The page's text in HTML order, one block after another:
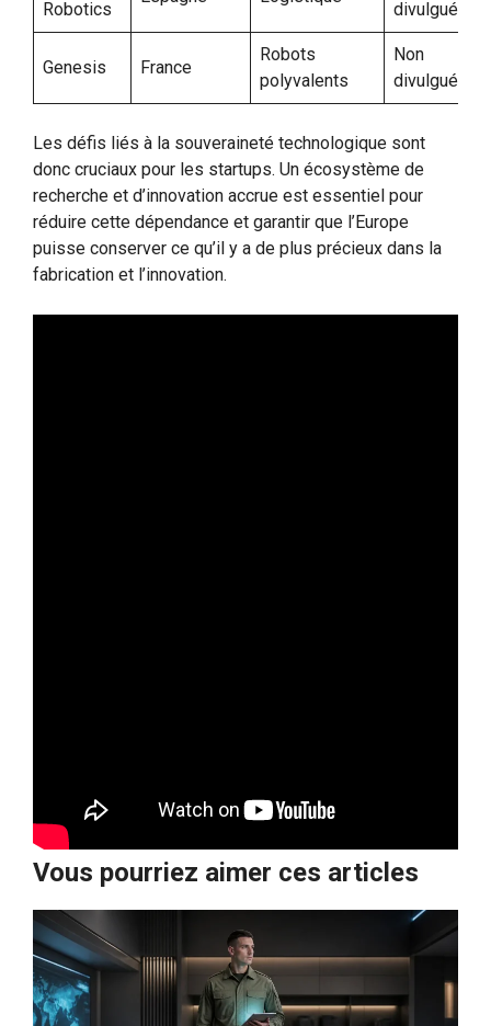
Robotics
divulgué
Genesis France
Robots
polyvalents
Non
divulgué
Les défis liés à la souveraineté technologique sont
donc cruciaux pour les startups. Un écosystème de
recherche et d’innovation accrue est essentiel pour
réduire cette dépendance et garantir que l’Europe
puisse conserver ce qu’il y a de plus précieux dans la
fabrication et l’innovation.
Vous pourriez aimer ces articles